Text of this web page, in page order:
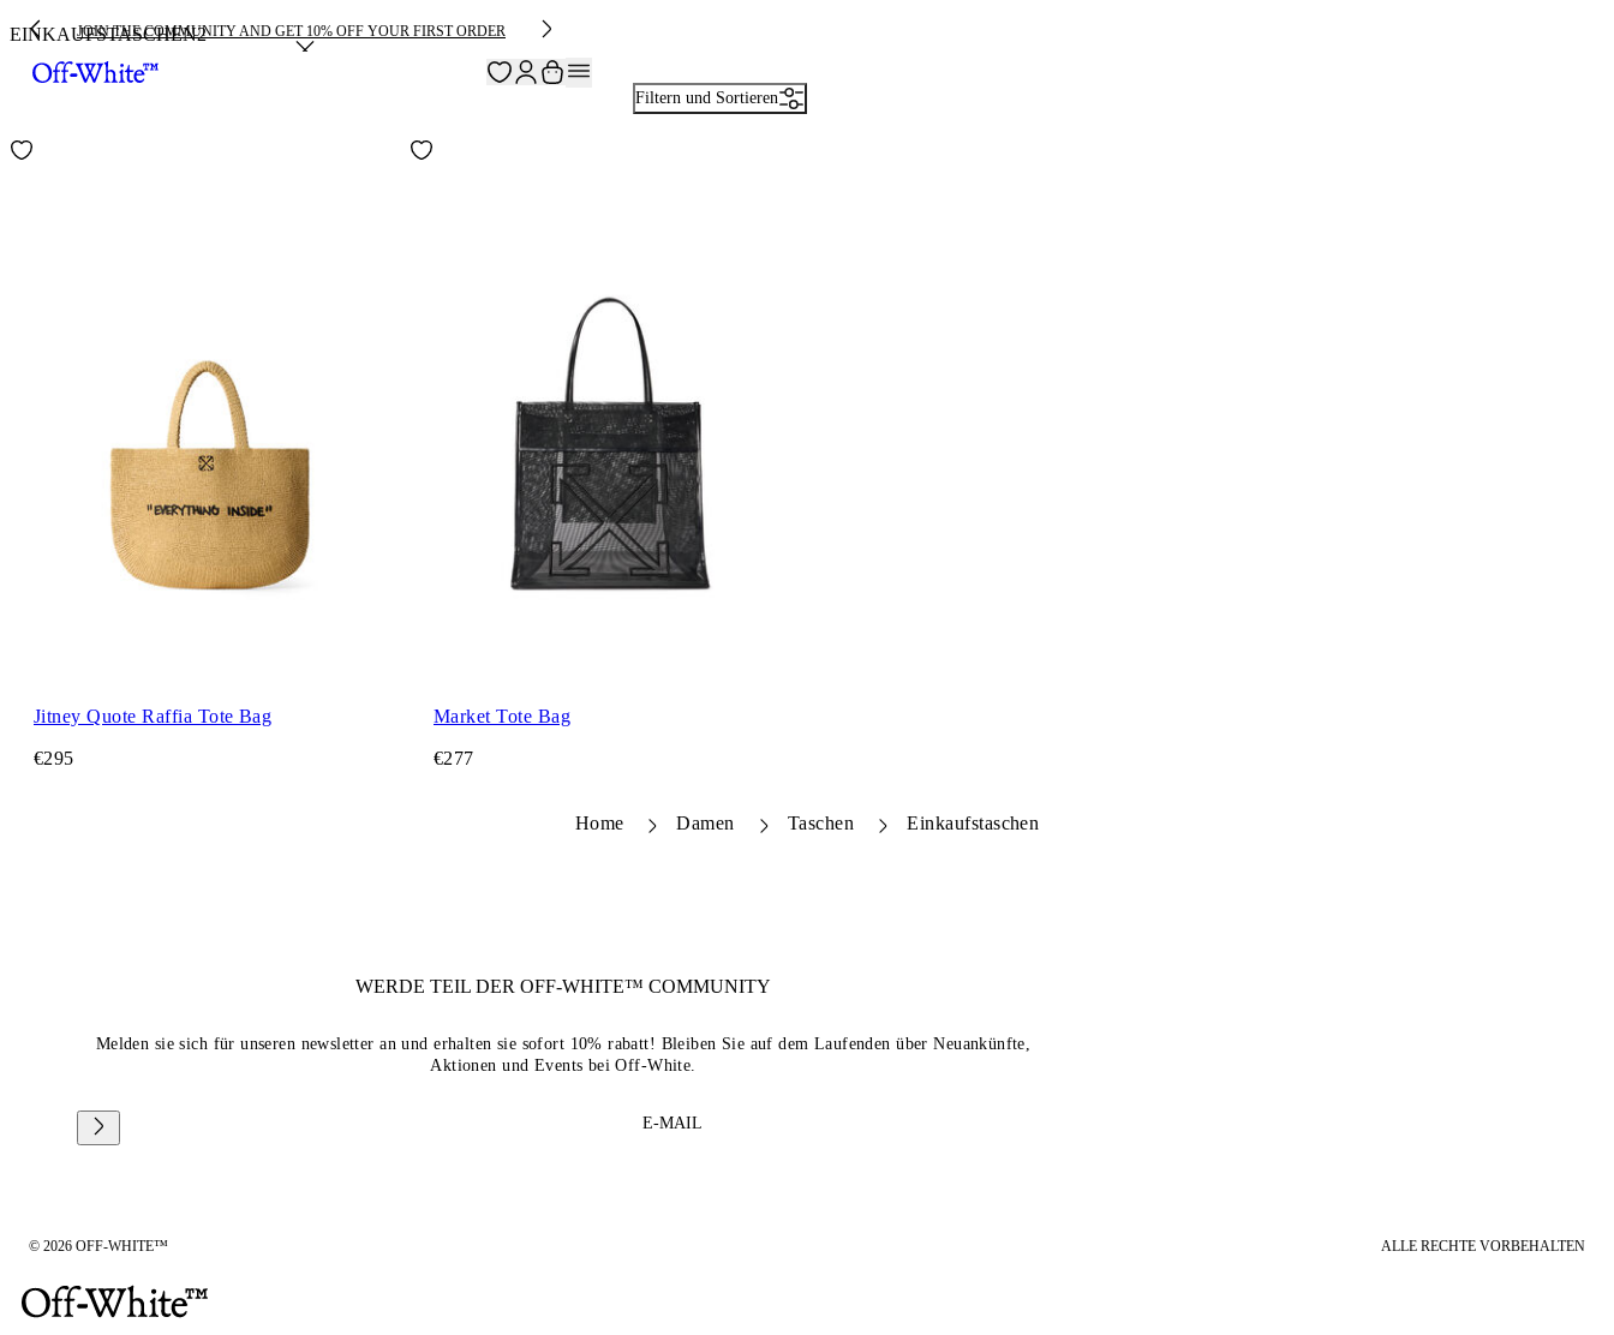
JOIN THE COMMUNITY AND GET 10% OFF YOUR FIRST ORDER
EINKAUFSTASCHEN2
Filtern und Sortieren
Jitney Quote Raffia Tote Bag
€295
Market Tote Bag
€277
Home Damen Taschen Einkaufstaschen
WERDE TEIL DEROFF-WHITE™ COMMUNITY
Melden sie sich für unseren newsletter an und erhalten sie sofort 10% rabatt! Bleiben Sie auf dem Laufenden über Neuankünfte,
Aktionen und Events bei Off-White.
E-MAIL
© 2026 OFF-WHITE™ ALLE RECHTE VORBEHALTEN